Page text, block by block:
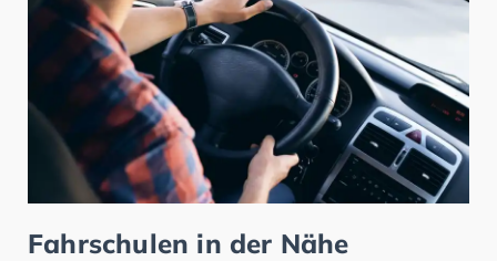
Fahrschulen in der Nähe